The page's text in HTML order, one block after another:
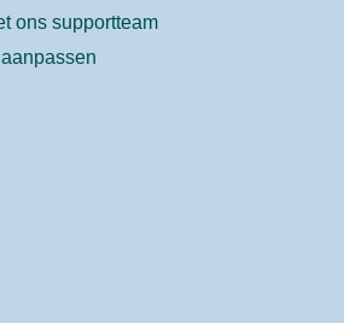
ons supportteam